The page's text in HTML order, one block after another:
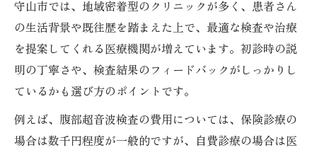
守山市では、地域密着型のクリニックが多く、患者さん
の生活背景や既往歴を踏まえた上で、最適な検査や治療
を提案してくれる医療機関が増えています。初診時の説
明の丁寧さや、検査結果のフィードバックがしっかりし
ているかも選び方のポイントです。
例えば、腹部超音波検査の費用については、保険診療の
場合は数千円程度が一般的ですが、自費診療の場合は医